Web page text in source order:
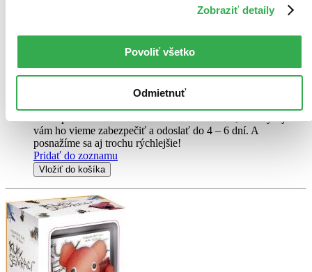
Zobraziť detaily
Povoliť všetko
Odmietnuť
Podle skutečné události, kterou na vlastní kůži prožila jedna plyšová
hračka. Nejoblíbenější hračkou šestiletého Ondry je plyšový Kuky.
DVD film
3,70 €
vám ho vieme zabezpečiť a odoslať do 4 – 6 dní. A
posnažíme sa aj trochu rýchlejšie!
Pridať do zoznamu
Vložiť do košíka